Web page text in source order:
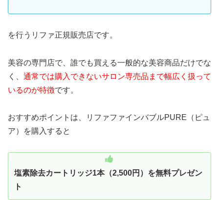
を行うリファ正規販売店です。
美容の専門店で、誰でも買える一般的な美容商品だけでな
く、 通常では購入できないサロン専売品まで幅広く扱って
いるのが特徴です。
おすすめポイントは、リファファインバブルPURE（ピュ
ア）を購入すると
塩素除去カートリッジ1本（2,500円）を無料プレゼン
ト